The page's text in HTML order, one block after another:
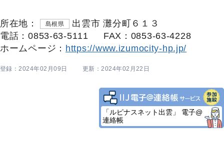
所在地： 島根県
出雲市 灘分町６１３
電話：0853-63-5111
FAX：0853-63-4228
ホームページ： https://www.izumocity-hp.jp/
登録：2024年02月09日 更新：2024年02月22日
「ルピナスネット出雲」 電子@
連絡帳